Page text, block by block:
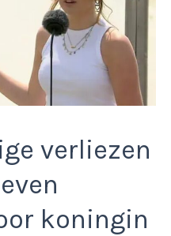
verliezen
koningin